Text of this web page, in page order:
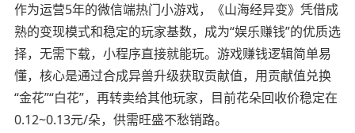
作为运营5年的微信端热门小游戏，《山海经异变》凭借成
熟的变现模式和稳定的玩家基数，成为“娱乐赚钱”的优质选
择，无需下载，小程序直接就能玩。游戏赚钱逻辑简单易
懂，核心是通过合成异兽升级获取贡献值，用贡献值兑换
“金花”“白花”，再转卖给其他玩家，目前花朵回收价稳定在
0.12~0.13元/朵，供需旺盛不愁销路。